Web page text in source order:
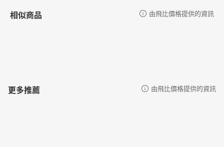
相似商品 由飛比價格提供的資訊
更多推薦 由飛比價格提供的資訊